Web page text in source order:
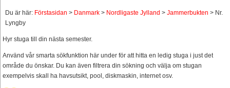
Du är här: Förstasidan > Danmark > Nordligaste Jylland > Jammerbukten > Nr.
Lyngby
Hyr stuga till din nästa semester.
Använd vår smarta sökfunktion här under för att hitta en ledig stuga i just det
område du önskar. Du kan även filtrera din sökning och välja om stugan
exempelvis skall ha havsutsikt, pool, diskmaskin, internet osv.